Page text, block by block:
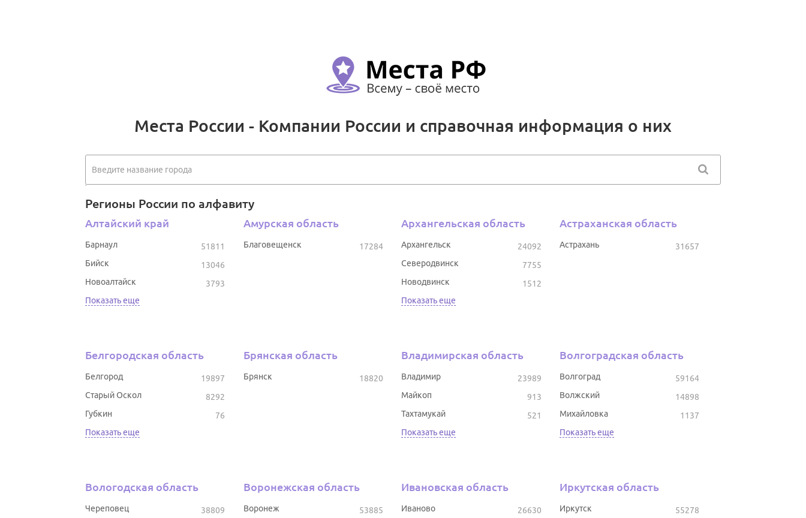
Места России - Компании России и справочная информация о них
Регионы России по алфавиту
Алтайский край
51811
Барнаул
13046
Бийск
3793
Новоалтайск
Показать еще
Амурская область
17284
Благовещенск
Архангельская область
24092
Архангельск
7755
Северодвинск
1512
Новодвинск
Показать еще
Астраханская область
31657
Астрахань
Белгородская область
19897
Белгород
8292
Старый Оскол
76
Губкин
Показать еще
Брянская область
18820
Брянск
Владимирская область
23989
Владимир
913
Майкоп
521
Тахтамукай
Показать еще
Волгоградская область
59164
Волгоград
14898
Волжский
1137
Михайловка
Показать еще
Вологодская область
38809
Череповец
Воронежская область
53885
Воронеж
Ивановская область
26630
Иваново
Иркутская область
55278
Иркутск